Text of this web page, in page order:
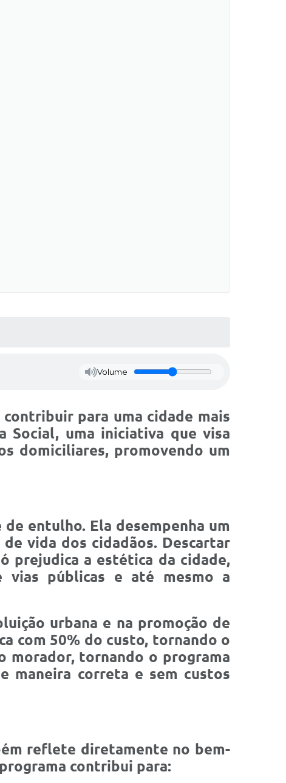
Volume
para uma cidade mais
Social, uma iniciativa que visa
domiciliares, promovendo um
entulho. Ela desempenha um
vida dos cidadãos. Descartar
prejudica a estética da cidade,
vias públicas e até mesmo a
urbana e na promoção de
com 50% do custo, tornando o
morador, tornando o programa
maneira correta e sem custos
reflete diretamente no bem-
contribui para: